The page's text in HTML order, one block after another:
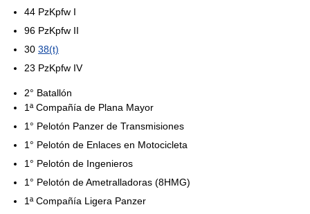
44 PzKpfw I
96 PzKpfw II
30 38(t)
23 PzKpfw IV
2° Batallón
1ª Compañía de Plana Mayor
1° Pelotón Panzer de Transmisiones
1° Pelotón de Enlaces en Motocicleta
1° Pelotón de Ingenieros
1° Pelotón de Ametralladoras (8HMG)
1ª Compañía Ligera Panzer